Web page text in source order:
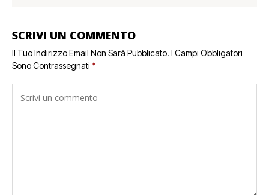
SCRIVI UN COMMENTO
Il Tuo Indirizzo Email Non Sarà Pubblicato. I Campi Obbligatori
Sono Contrassegnati *